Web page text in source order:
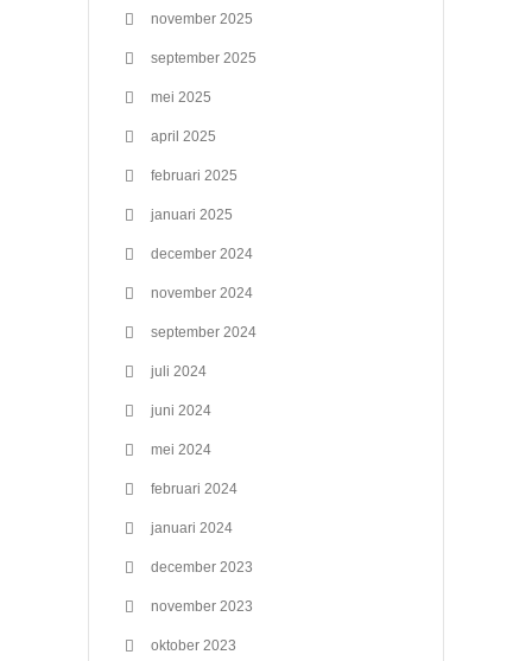
november 2025
september 2025
mei 2025
april 2025
februari 2025
januari 2025
december 2024
november 2024
september 2024
juli 2024
juni 2024
mei 2024
februari 2024
januari 2024
december 2023
november 2023
oktober 2023